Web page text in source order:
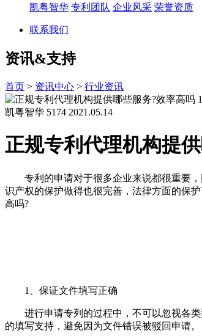
凯粤智华 专利团队 企业风采 荣誉资质
联系我们
资讯&支持
首页 > 资讯中心 > 行业资讯
凯粤智华 5174 2021.05.14
正规专利代理机构提
专利的申请对于很多企业来说都很重要，
识产权的保护做得也很完善，法律方面的保
高吗?
1、保证文件填写正确
进行申请专列的过程中，不可以忽视各类
的填写支持，避免因为文件错误被驳回申请。